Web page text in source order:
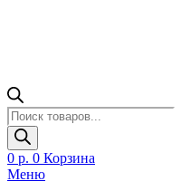
Поиск
товаров
0 р. 0 Корзина
Меню